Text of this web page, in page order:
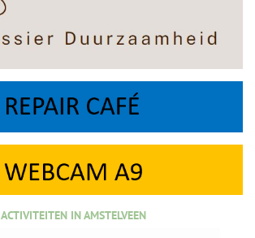
ACTIVITEITEN IN AMSTELVEEN